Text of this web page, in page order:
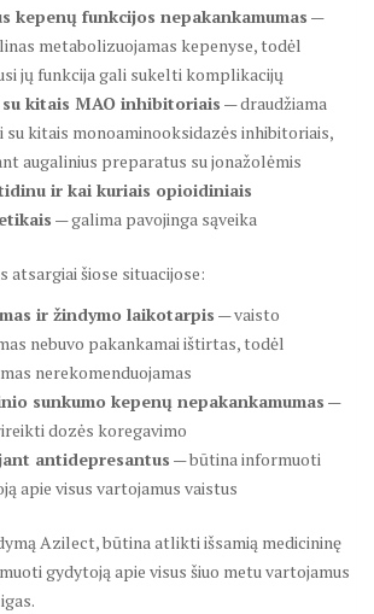
kepenų funkcijos nepakankamumas —
metabolizuojamas kepenyse, todėl
jų funkcija gali sukelti komplikacijų
kitais MAO inhibitoriais — draudžiama
kitais monoaminooksidazės inhibitoriais,
augalinius preparatus su jonažolėmis
ir kai kuriais opioidiniais
— galima pavojinga sąveika
atsargiai šiose situacijose:
ir žindymo laikotarpis — vaisto
nebuvo pakankamai ištirtas, todėl
nerekomenduojamas
sunkumo kepenų nepakankamumas —
dozės koregavimo
antidepresantus — būtina informuoti
apie visus vartojamus vaistus
Azilect, būtina atlikti išsamią medicininę
gydytoją apie visus šiuo metu vartojamus